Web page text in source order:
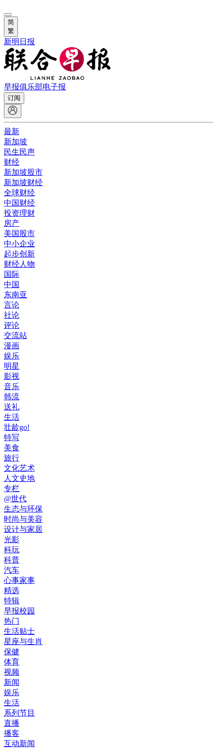
简
繁
新明日报
早报俱乐部电子报
订阅
最新
新加坡
民生民声
财经
新加坡股市
新加坡财经
全球财经
中国财经
投资理财
房产
美国股市
中小企业
起步创新
财经人物
国际
中国
东南亚
言论
社论
评论
交流站
漫画
娱乐
明星
影视
音乐
韩流
送礼
生活
壮龄go!
特写
美食
旅行
文化艺术
人文史地
专栏
@世代
生态与环保
时尚与美容
设计与家居
光影
科玩
科普
汽车
心事家事
精选
特辑
早报校园
热门
生活贴士
星座与生肖
保健
体育
视频
新闻
娱乐
生活
系列节目
直播
播客
互动新闻